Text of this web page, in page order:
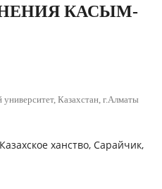
КАСЫМ-
Казахстан, г.Алматы
ханство, Сарайчик,